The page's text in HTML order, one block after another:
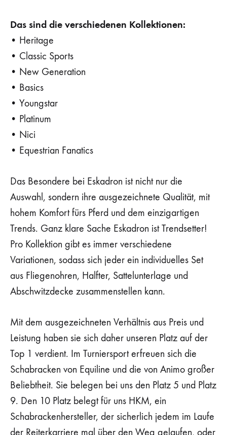
Das sind die verschiedenen Kollektionen:
• Heritage
• Classic Sports
• New Generation
• Basics
• Youngstar
• Platinum
• Nici
• Equestrian Fanatics
Das Besondere bei Eskadron ist nicht nur die
Auswahl, sondern ihre ausgezeichnete Qualität, mit
hohem Komfort fürs Pferd und dem einzigartigen
Trends. Ganz klare Sache Eskadron ist Trendsetter!
Pro Kollektion gibt es immer verschiedene
Variationen, sodass sich jeder ein individuelles Set
aus Fliegenohren, Halfter, Sattelunterlage und
Abschwitzdecke zusammenstellen kann.
Mit dem ausgezeichneten Verhältnis aus Preis und
Leistung haben sie sich daher unseren Platz auf der
Top 1 verdient. Im Turniersport erfreuen sich die
Schabracken von Equiline und die von Animo großer
Beliebtheit. Sie belegen bei uns den Platz 5 und Platz
9. Den 10 Platz belegt für uns HKM, ein
Schabrackenhersteller, der sicherlich jedem im Laufe
der Reiterkarriere mal über den Weg gelaufen, oder